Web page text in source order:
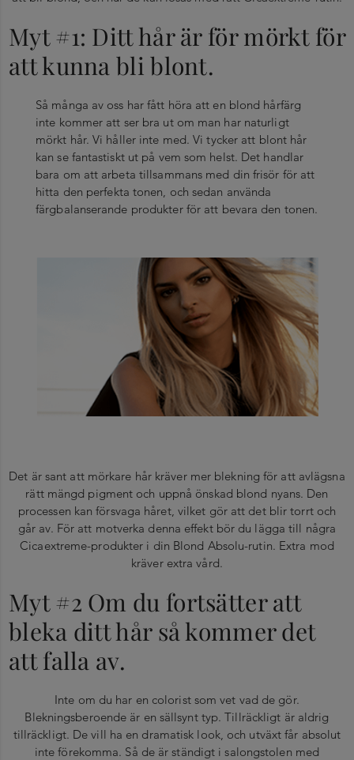
Myt #1: Ditt hår är för mörkt för
att kunna bli blont.
Så många av oss har fått höra att en blond hårfärg
inte kommer att ser bra ut om man har naturligt
mörkt hår. Vi håller inte med. Vi tycker att blont hår
kan se fantastiskt ut på vem som helst. Det handlar
bara om att arbeta tillsammans med din frisör för att
hitta den perfekta tonen, och sedan använda
färgbalanserande produkter för att bevara den tonen.
Det är sant att mörkare hår kräver mer blekning för att avlägsna
rätt mängd pigment och uppnå önskad blond nyans. Den
processen kan försvaga håret, vilket gör att det blir torrt och
går av. För att motverka denna effekt bör du lägga till några
Cicaextreme-produkter i din Blond Absolu-rutin. Extra mod
kräver extra vård.
Myt #2 Om du fortsätter att
bleka ditt hår så kommer det
att falla av.
Inte om du har en colorist som vet vad de gör.
Blekningsberoende är en sällsynt typ. Tillräckligt är aldrig
tillräckligt. De vill ha en dramatisk look, och utväxt får absolut
inte förekomma. Så de är ständigt i salongstolen med